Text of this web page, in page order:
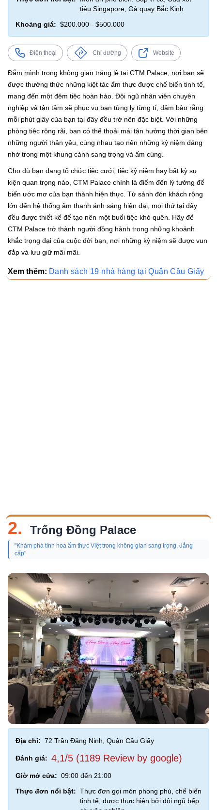
tiêu Singapore, Gà quay Bắc Kinh
Khoảng giá: $200.000 - $500.000
Điện thoại Chỉ đường Website
Đắm mình trong không gian tráng lệ tại CTM Palace, nơi bạn sẽ
được thưởng thức những kiệt tác ẩm thực được chế biến tinh tế,
mang đến một đêm tiệc hoàn hảo. Đội ngũ nhân viên chuyên
nghiệp và tận tâm sẽ phục vụ bạn từng ly từng tí, đảm bảo rằng
mỗi phút giây của bạn tại đây đều trở nên đặc biệt. Với những
phòng tiệc rộng rãi, bạn có thể thoải mái tận hưởng thời gian bên
những người thân yêu, cùng nhau tạo nên những kỷ niệm đáng
nhớ trong một khung cảnh sang trọng và ấm cúng.
Cho dù bạn đang tổ chức tiệc cưới, tiệc kỷ niệm hay bất kỳ sự
kiện quan trọng nào, CTM Palace chính là điểm đến lý tưởng để
biến ước mơ của bạn thành hiện thực. Từ sảnh đón khách rộng
lớn đến hệ thống âm thanh ánh sáng hiện đại, mọi thứ tại đây
đều được thiết kế để tạo nên một buổi tiệc khó quên. Hãy để
CTM Palace trở thành người đồng hành trong những khoảnh
khắc trọng đại của cuộc đời bạn, nơi những kỷ niệm sẽ được vun
đắp và lưu giữ mãi mãi.
Xem thêm: Danh sách 19 nhà hàng tại Quận Cầu Giấy
2. Trống Đồng Palace
"Khám phá tinh hoa ẩm thực Việt trong không gian sang trọng, đẳng
cấp"
Địa chỉ: 72 Trần Đăng Ninh, Quận Cầu Giấy
Đánh giá: 4,1/5 (1189 Review by google)
Giờ mở cửa: 09:00 đến 21:00
Thực đơn nổi bật: Thực đơn gọi món phong phú, chế biến
tinh tế, được thực hiện bởi đội ngũ bếp